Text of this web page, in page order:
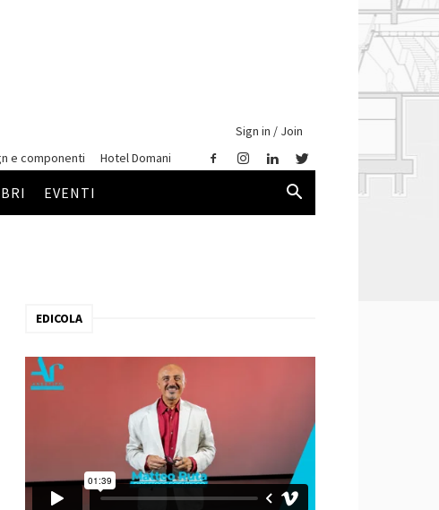
Sign in / Join
e componenti Hotel Domani
EVENTI
EDICOLA